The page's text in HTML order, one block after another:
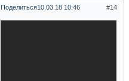
Поделиться 14
10.03.18 10:46